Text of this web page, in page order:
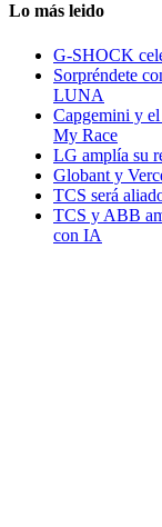
Lo más leido
G-SHOCK
Sorpréndete
LUNA
Capgemini y
My Race
LG amplía su
Globant y
TCS será
TCS y ABB
con IA